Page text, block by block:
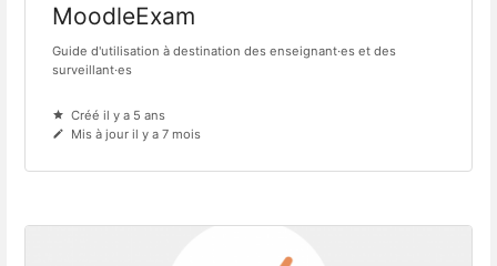
MoodleExam
Guide d'utilisation à destination des enseignant·es et des
surveillant·es
Créé il y a 5 ans
Mis à jour il y a 7 mois